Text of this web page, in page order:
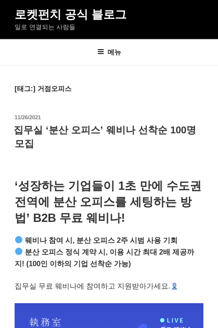
로켓펀치 공식 블로그
일로 연결되는 사람들
메뉴
[태그:] 거점오피스
11/26/2021
집무실 ‘분산 오피스’ 웨비나 선착순 100명
모집
‘성장하는 기업들이 1초 만에 수도권
전역에 분산 오피스를 세팅하는 방
법’ B2B 무료 웨비나!
웨비나 참여 시, 분산 오피스 2주 시범 사용 기회
분산 오피스 정식 계약 시, 이용 시간 최대 2배 제공까
지! (100인 이하의 기업 선착순 가능)
집무실 무료 웨비나에 참여하고 지원받아가세요.